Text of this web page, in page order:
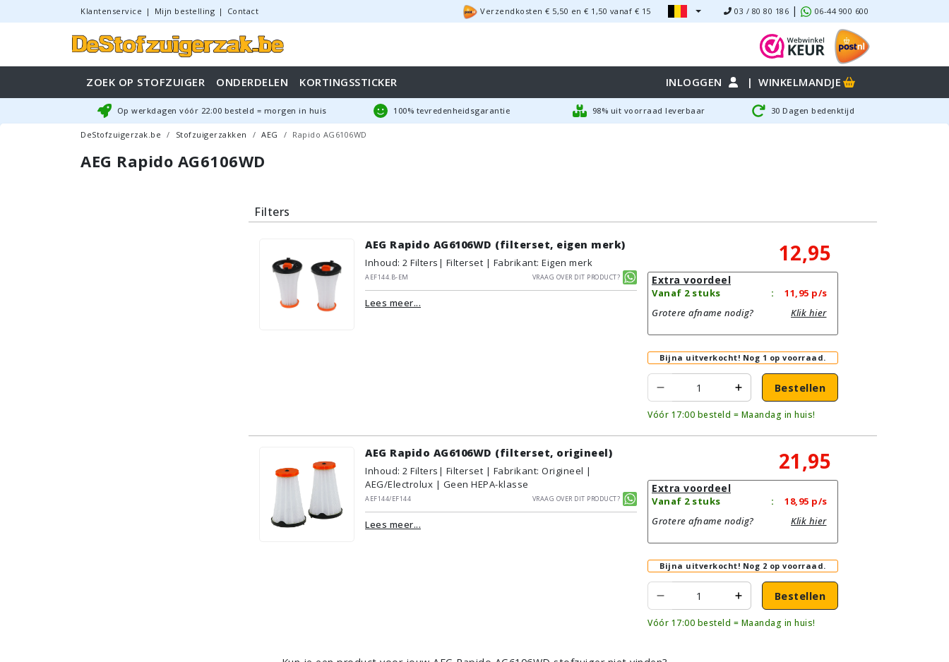
Klantenservice | Mijn bestelling | Contact Verzendkosten € 5,50 en € 1,50 vanaf € 15 03 / 80 80 186 | 06-44 900 600
ZOEK OP STOFZUIGER ONDERDELEN KORTINGSSTICKER INLOGGEN | WINKELMANDJE
Op werkdagen vóór 22:00 besteld = morgen in huis 100% tevredenheidsgarantie 98% uit voorraad leverbaar 30 Dagen bedenktijd
DeStofzuigerzak.be Stofzuigerzakken AEG Rapido AG6106WD
AEG Rapido AG6106WD
Filters
AEG Rapido AG6106WD (filterset, eigen merk)
Inhoud: 2 Filters | Filterset | Fabrikant: Eigen merk
AEF144.B-EM
Vraag over dit product?
Lees meer...
12,95
Extra voordeel
Vanaf 2 stuks : 11,95 p/s
Grotere afname nodig?
Klik hier
Bijna uitverkocht! Nog 1 op voorraad.
Bestellen
Vóór 17:00 besteld = Maandag in huis!
AEG Rapido AG6106WD (filterset, origineel)
Inhoud: 2 Filters | Filterset | Fabrikant: Origineel |
AEG/Electrolux | Geen HEPA-klasse
AEF144/EF144
Vraag over dit product?
Lees meer...
21,95
Extra voordeel
Vanaf 2 stuks : 18,95 p/s
Grotere afname nodig?
Klik hier
Bijna uitverkocht! Nog 2 op voorraad.
Bestellen
Vóór 17:00 besteld = Maandag in huis!